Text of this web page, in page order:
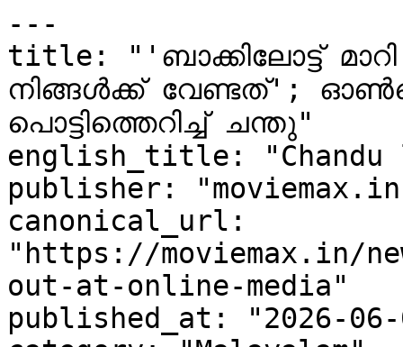
---
title: "'ബാക്കിലോട്ട്
നിങ്ങൾക്ക് വേണ്ടത്';
പൊട്ടിത്തെറിച്ച് ചന്തു"
english_title: "Chandu
publisher:
canonical_url:
"https://moviemax.in/
out-at-online-media"
published_at: "2026-06-